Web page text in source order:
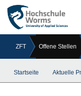
ZFT Offene Stellen
Startseite Aktuelle